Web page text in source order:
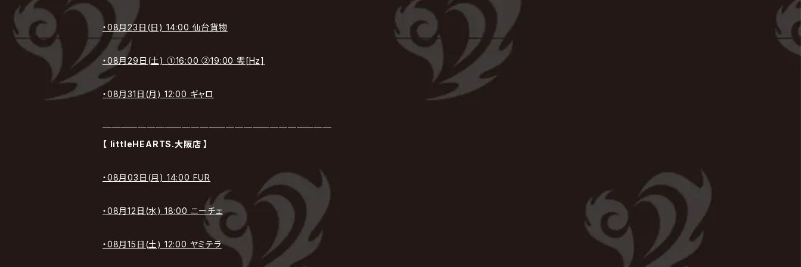
・08月23日(日) 14:00 仙台貨物
・08月29日(土) ①16:00 ②19:00 零[Hz]
・08月31日(月) 12:00 ギャロ
──────────────────────────
【 littleHEARTS.大阪店】
・08月03日(月) 14:00 FUR
・08月12日(水) 18:00 ニーチェ
・08月15日(土) 12:00 ヤミテラ